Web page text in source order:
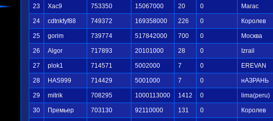
23 Xac9 753350 15067000 20 0 Магас
24 cdtnkfyf88 749372 169358000 226 0 Королев
25 gorim 739774 517842000 700 0 Москва
26 Algor 717893 20101000 28 0 Izrail
27 plok1 714571 5002000 7 0 EREVAN
28 HAS999 714429 5001000 7 0 нАЗРАНЬ
29 mitrik 708295 1000113000 1412 0 lima(peru)
30 Премьер 703130 92110000 131 0 Королев